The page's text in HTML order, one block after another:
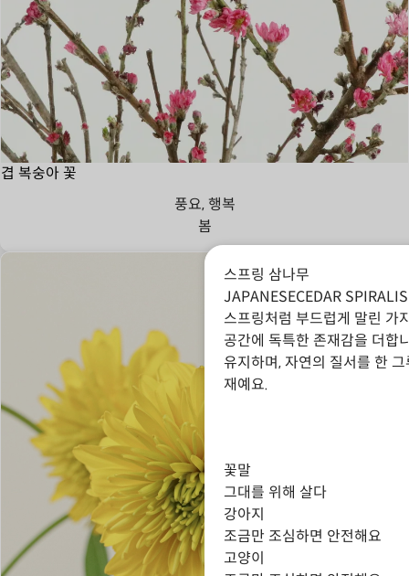
겹 복숭아 꽃
풍요, 행복
봄
스프링 삼나무
JAPANESECEDAR SPIRALIS
스프링처럼 부드럽게 말린 가
공간에 독특한 존재감을 더합
유지하며, 자연의 질서를 한
재예요.
꽃말
그대를 위해 살다
강아지
조금만 조심하면 안전해요
고양이